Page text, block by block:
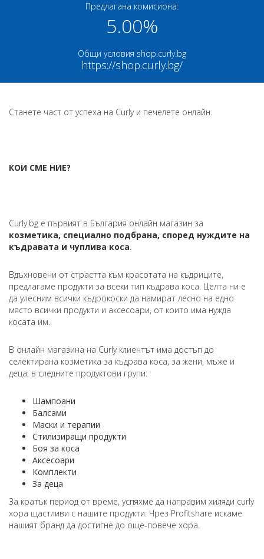
Предлагана комисиона:
5.00%
Общи условия shop.curly.bg
https://shop.curly.bg/
Станете част от успеха на Curly и печелете онлайн.
КОИ СМЕ НИЕ?
Curly.bg е първият в България онлайн магазин за
козметика, специално подбрана, според нуждите на
къдравата и чуплива коса.
Вдъхновени от страстта към красотата на къдриците,
предлагаме продукти за всеки тип къдрава коса. Целта ни е
да улесним всички къдрокоски да намират лесно на едно
място всички продукти и аксесоари, от които има нужда
косата им.
В онлайн магазина на Curly клиентът има достъп до
селектирана козметика за къдрава коса, за жени, мъже и
деца, в следните продуктови групи:
Шампоани
Балсами
Маски и терапии
Стилизиращи продукти
Боя за коса
Аксесоари
Комплекти
За деца
За кратък период от време, успяхме да направим хиляди curly
хора щастливи с нашите продукти. Чрез Profitshare искаме
нашият бранд да достигне до още-повече хора.